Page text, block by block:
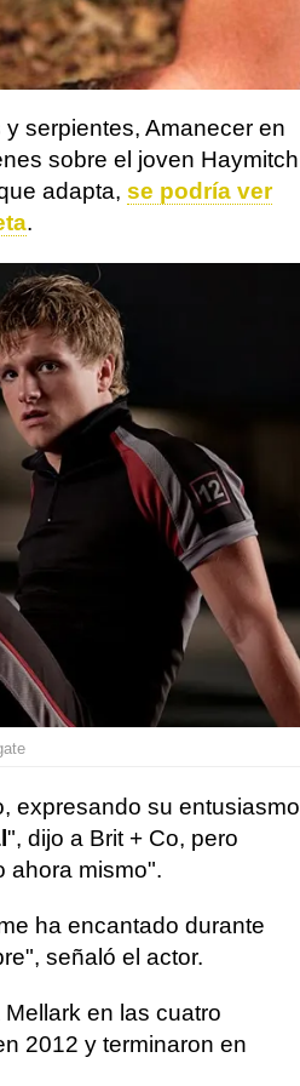
que se ha anunciado. Poco
vez más expectación y
originales
serpientes, Amanecer en
sobre el joven Haymitch
adapta, se podría ver
.
expresando su entusiasmo
", dijo a Brit + Co, pero
ahora mismo".
ha encantado durante
señaló el actor.
en las cuatro
2012 y terminaron en